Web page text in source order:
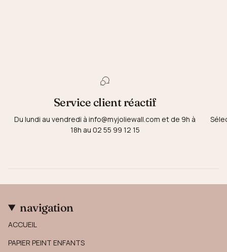
Service client réactif
Du lundi au vendredi à info@myjoliewall.com et de 9h à
18h au 02 55 99 12 15
navigation
ACCUEIL
PAPIER PEINT ENFANTS